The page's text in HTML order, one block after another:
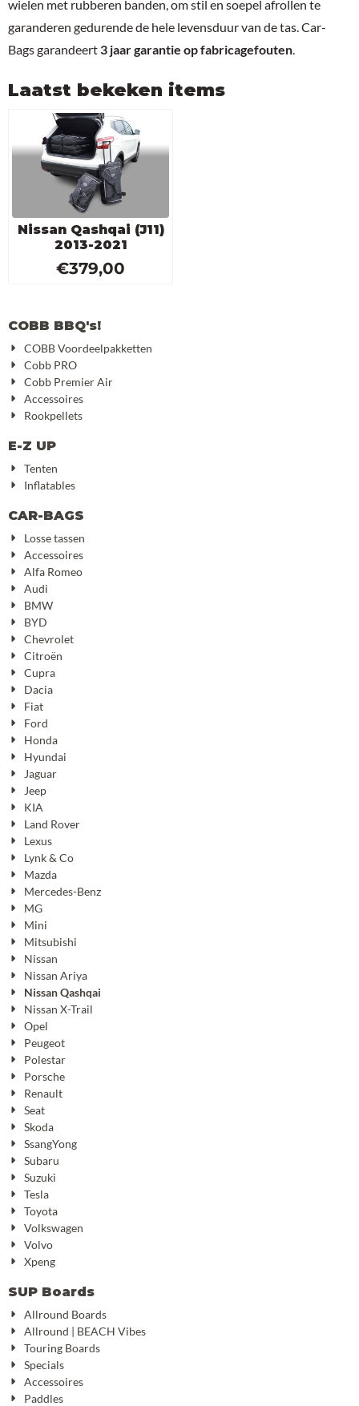
wielen met rubberen banden, om stil en soepel afrollen te
garanderen gedurende de hele levensduur van de tas. Car-
Bags garandeert 3 jaar garantie op fabricagefouten.
Laatst bekeken items
Nissan Qashqai (J11)
2013-2021
€379,00
COBB BBQ's!
COBB Voordeelpakketten
Cobb PRO
Cobb Premier Air
Accessoires
Rookpellets
E-Z UP
Tenten
Inflatables
CAR-BAGS
Losse tassen
Accessoires
Alfa Romeo
Audi
BMW
BYD
Chevrolet
Citroën
Cupra
Dacia
Fiat
Ford
Honda
Hyundai
Jaguar
Jeep
KIA
Land Rover
Lexus
Lynk & Co
Mazda
Mercedes-Benz
MG
Mini
Mitsubishi
Nissan
Nissan Ariya
Nissan Qashqai
Nissan X-Trail
Opel
Peugeot
Polestar
Porsche
Renault
Seat
Skoda
SsangYong
Subaru
Suzuki
Tesla
Toyota
Volkswagen
Volvo
Xpeng
SUP Boards
Allround Boards
Allround | BEACH Vibes
Touring Boards
Specials
Accessoires
Paddles